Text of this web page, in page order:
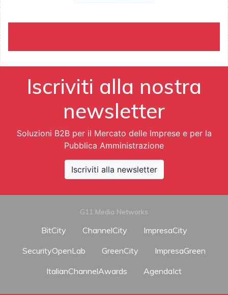
Iscriviti alla nostra
newsletter
Soluzioni B2B per il Mercato delle Imprese e per la
Pubblica Amministrazione
Iscriviti alla newsletter
G11 Media Networks
BitCity ChannelCity
ImpresaCity
SecurityOpenLab
GreenCity
ImpresaGreen
ItalianChannelAwards
AgendaIct